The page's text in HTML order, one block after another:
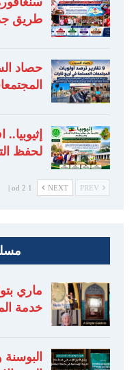
طريق
لحفظ
NEXT
1 od 2 |
ماري
خدمة